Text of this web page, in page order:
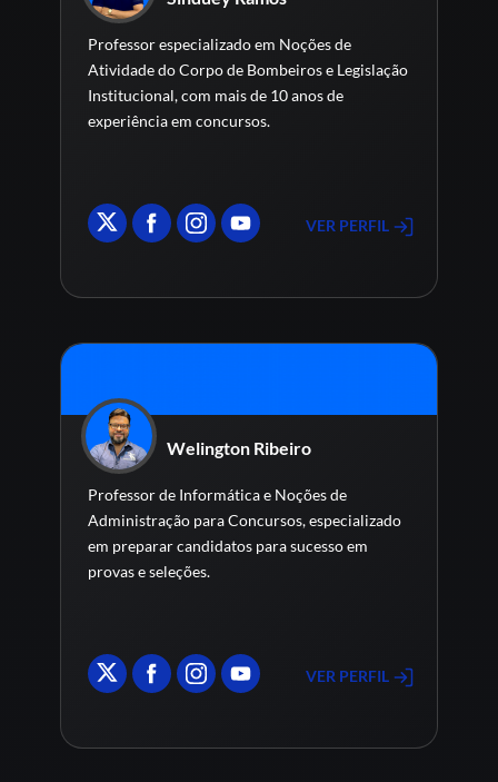
Professor especializado em Noções de
Atividade do Corpo de Bombeiros e Legislação
Institucional, com mais de 10 anos de
experiência em concursos.
VER PERFIL
Welington Ribeiro
Professor de Informática e Noções de
Administração para Concursos, especializado
em preparar candidatos para sucesso em
provas e seleções.
VER PERFIL